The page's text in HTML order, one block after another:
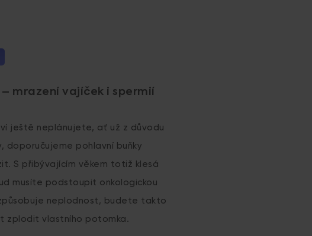
mrazení vajíček i spermií
ještě neplánujete, ať už z důvodu
doporučujeme pohlavní buňky
S přibývajícím věkem totiž klesá
musíte podstoupit onkologickou
neplodnost, budete takto
zplodit vlastního potomka.